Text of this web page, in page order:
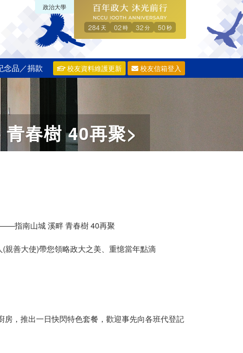
政治大學
284天 02時 32分 49秒
念品／捐款 校友資料維護更新 校友信箱登入
春樹 40再聚>
指南山城 溪畔 青春樹 40再聚
善大使)帶您領略政大之美、重憶當年點滴
，推出一日快閃特色套餐，歡迎事先向各班代登記